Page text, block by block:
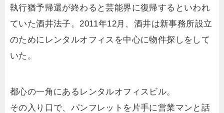
執行猶予帰還が終わると芸能界に復帰するといわれ
ていた酒井法子。2011年12月、酒井は新事務所設立
のためにレンタルオフィスを中心に物件探しをして
いた。
都心の一角にあるレンタルオフィスビル。
その入り口で、パンフレットを片手に営業マンと話